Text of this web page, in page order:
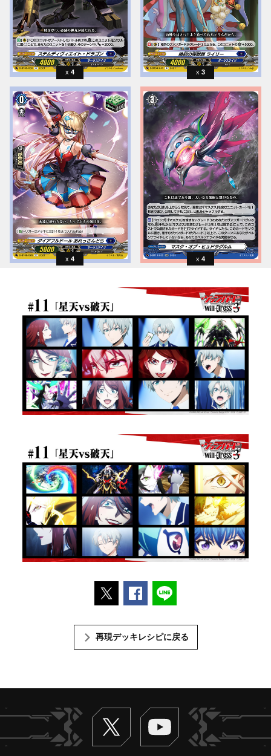
4 3
4 4
ポストするFacebookでシェアする
再現デッキレシピに戻る
Twitter ヴァンガードch